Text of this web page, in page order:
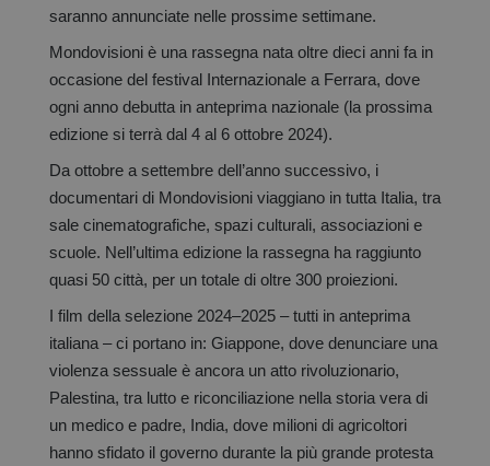
saranno annunciate nelle prossime settimane.
Mondovisioni è una rassegna nata oltre dieci anni fa in
occasione del festival Internazionale a Ferrara, dove
ogni anno debutta in anteprima nazionale (la prossima
edizione si terrà dal 4 al 6 ottobre 2024).
Da ottobre a settembre dell’anno successivo, i
documentari di Mondovisioni viaggiano in tutta Italia, tra
sale cinematografiche, spazi culturali, associazioni e
scuole. Nell’ultima edizione la rassegna ha raggiunto
quasi 50 città, per un totale di oltre 300 proiezioni.
I film della selezione 2024–2025 – tutti in anteprima
italiana – ci portano in: Giappone, dove denunciare una
violenza sessuale è ancora un atto rivoluzionario,
Palestina, tra lutto e riconciliazione nella storia vera di
un medico e padre, India, dove milioni di agricoltori
hanno sfidato il governo durante la più grande protesta